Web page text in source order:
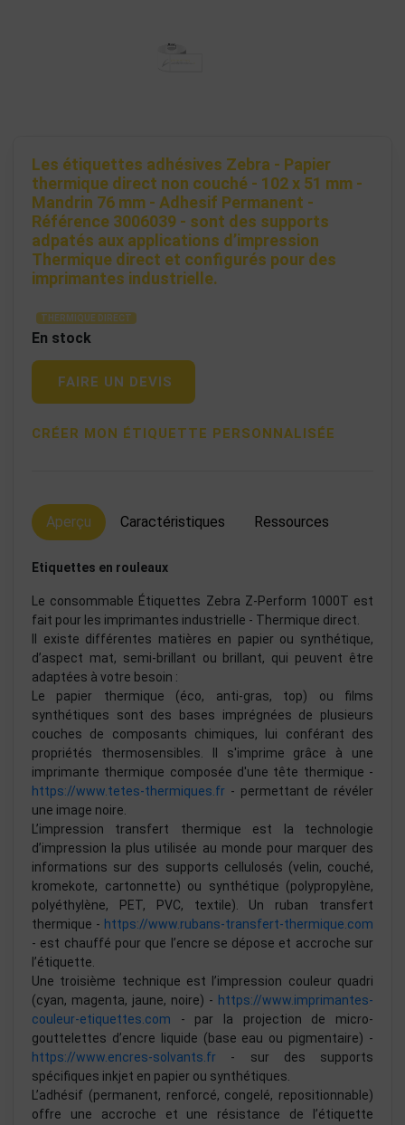
Les étiquettes adhésives Zebra - Papier
thermique direct non couché - 102 x 51 mm -
Mandrin 76 mm - Adhesif Permanent -
Référence 3006039 - sont des supports
adpatés aux applications d’impression
Thermique direct et configurés pour des
imprimantes industrielle.
THERMIQUE DIRECT
En stock
FAIRE UN DEVIS
CRÉER MON ÉTIQUETTE PERSONNALISÉE
Aperçu Caractéristiques Ressources
Etiquettes en rouleaux
Le consommable Étiquettes Zebra Z-Perform 1000T est
fait pour les imprimantes industrielle - Thermique direct.
Il existe différentes matières en papier ou synthétique,
d’aspect mat, semi-brillant ou brillant, qui peuvent être
adaptées à votre besoin :
Le papier thermique (éco, anti-gras, top) ou films
synthétiques sont des bases imprégnées de plusieurs
couches de composants chimiques, lui conférant des
propriétés thermosensibles. Il s'imprime grâce à une
imprimante thermique composée d'une tête thermique -
https://www.tetes-thermiques.fr - permettant de révéler
une image noire.
L’impression transfert thermique est la technologie
d’impression la plus utilisée au monde pour marquer des
informations sur des supports cellulosés (velin, couché,
kromekote, cartonnette) ou synthétique (polypropylène,
polyéthylène, PET, PVC, textile). Un ruban transfert
thermique - https://www.rubans-transfert-thermique.com
- est chauffé pour que l’encre se dépose et accroche sur
l’étiquette.
Une troisième technique est l’impression couleur quadri
(cyan, magenta, jaune, noire) - https://www.imprimantes-
couleur-etiquettes.com - par la projection de micro-
gouttelettes d’encre liquide (base eau ou pigmentaire) -
https://www.encres-solvants.fr - sur des supports
spécifiques inkjet en papier ou synthétiques.
L’adhésif (permanent, renforcé, congelé, repositionnable)
offre une accroche et une résistance de l’étiquette